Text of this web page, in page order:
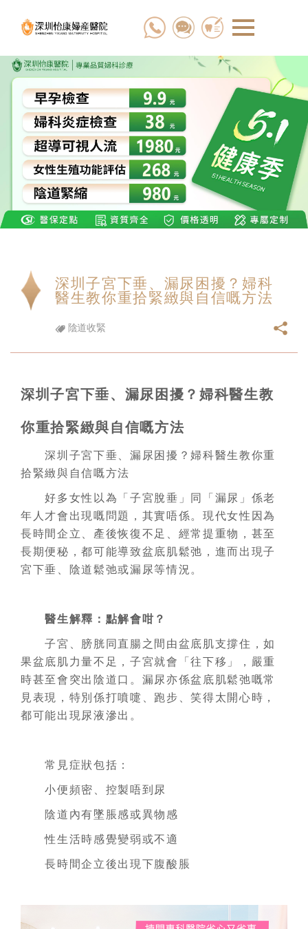
深圳子宮下垂、漏尿困擾？婦科
醫生教你重拾緊緻與自信嘅方法
陰道收緊
深圳子宮下垂、漏尿困擾？婦科醫生教
你重拾緊緻與自信嘅方法
深圳子宮下垂、漏尿困擾？婦科醫生教你重
拾緊緻與自信嘅方法
好多女性以為「子宮脫垂」同「漏尿」係老
年人才會出現嘅問題，其實唔係。現代女性因為
長時間企立、產後恢復不足、經常提重物，甚至
長期便秘，都可能導致盆底肌鬆弛，進而出現子
宮下垂、陰道鬆弛或漏尿等情況。
醫生解釋：點解會咁？
子宮、膀胱同直腸之間由盆底肌支撐住，如
果盆底肌力量不足，子宮就會「往下移」，嚴重
時甚至會突出陰道口。漏尿亦係盆底肌鬆弛嘅常
見表現，特別係打噴嚏、跑步、笑得太開心時，
都可能出現尿液滲出。
常見症狀包括：
小便頻密、控製唔到尿
陰道內有墜脹感或異物感
性生活時感覺變弱或不適
長時間企立後出現下腹酸脹